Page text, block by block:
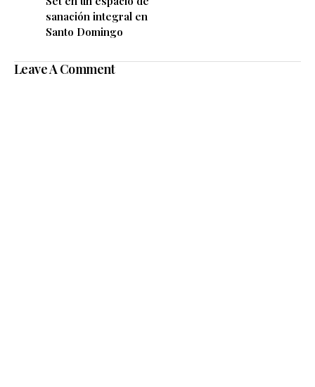
sanación integral en
Santo Domingo
Leave A Comment